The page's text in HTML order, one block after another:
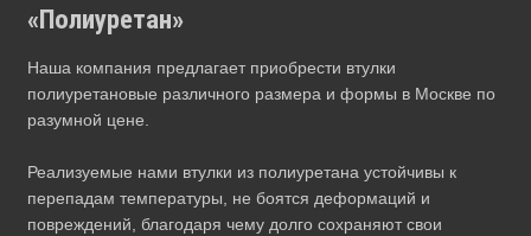
«Полиуретан»
Наша компания предлагает приобрести втулки
полиуретановые различного размера и формы в Москве по
разумной цене.
Реализуемые нами втулки из полиуретана устойчивы к
перепадам температуры, не боятся деформаций и
повреждений, благодаря чему долго сохраняют свои